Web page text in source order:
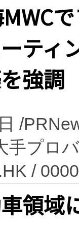
ティ
強調
/
手プロ
/
車領